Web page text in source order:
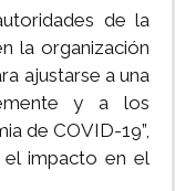
de la
la organización
ajustarse a una
y a los
de COVID-19”,
el impacto en el